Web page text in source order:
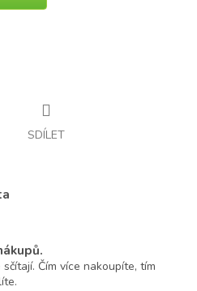
SDÍLET
Čím více nakoupíte, tím